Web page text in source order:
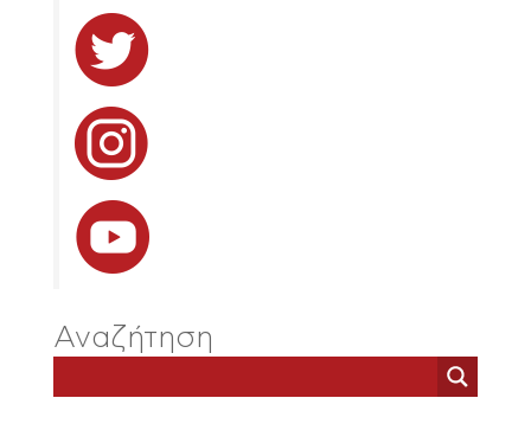
Αναζήτηση